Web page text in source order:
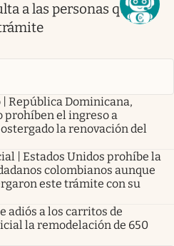
a las personas que
República Dominicana,
prohíben el ingreso a
la renovación del
| Estados Unidos prohíbe la
colombianos aunque
este trámite con su
adiós a los carritos de
la remodelación de 650